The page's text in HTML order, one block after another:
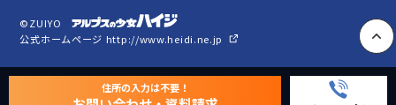
住所の入力は不要！
©ZUIYO
公式ホームページ http://www.heidi.ne.jp